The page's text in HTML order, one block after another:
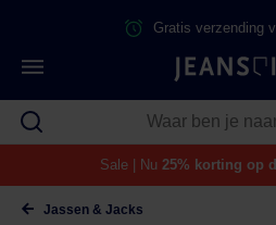
Gratis verzending
Sale | Nu 25% korting op
Jassen & Jacks